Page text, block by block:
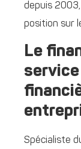
depuis
position sur
Le
Spécialiste